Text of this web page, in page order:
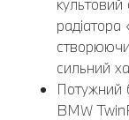
радіатора
сильний
Потужний
BMW